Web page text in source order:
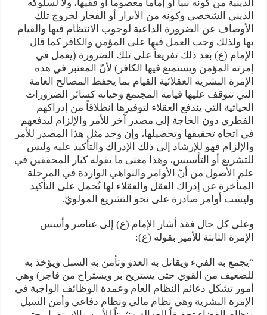
الدينية من كونه نبياً أو إماماً معصوماً أو فقيهاً، ولا لسلوكه
الديني الشخصي وكونه من الأبرار أو الفجار لخروج تلك
الأوصاف عن الضرورة الداعية لوجوب الانتظام فيها والقيام
بها ولذلك وجب العمل فيها على المؤمن والكافر كما قال
الإمام (ع) بعد ذلك تفريعاً على تلك الضرورة (يعمل في
إمرته المؤمن ويستمتع فيها الكافر) لأنّ المعتبر في هذه
الإمرة البشرية العقلائية القيام بما يحفظ المصالح العامة
التي تتوقف عليها قيامة المجتمع وحياته كسائر الضرورات
الحياتية التي يندفع العقلاء لتوفيرها انطلاقاً من إدراكهم
الفطري دون الحاجة إلى مصدر آخر للأمر والإلزام ليدفعهم
في اتجاه تحقيقها وتحصيلها، وإن وجد مثل هذا المصدر للأمر
والإلزام فهو للإرشاد إلى ذلك الإدراك والتأكيد عليه وليس
للتشريع أو التأسيس، وهذا معنى ما يقوله كبار المحققين في
علم الأصول من أنّ الأوامر والنواهي الواردة في المرحلة
المتأخرة عن إدراك العقل والعقلاء لها تُحمل على التأكيد
وليست أوامر صادرة على نحو التشريع المولويّ.
وعلى كل حال فقد أشار الإمام (ع) إلى عناصر وأسس
الإمرة الثابتة للأمير بقوله (ع):
“يجمع به الفيء ويقاتل به العدو وتأمن به السبل ويؤخذ به
للضعيف من القوي حتى يستريح بر ويستراح من فاجر) وهي
أمور تشكل دعائم النظام العام وعمدة الوظائف الواجبة في
الإمرة البشرية وهي نظام مالي ونظام دفاعي وأمن السبل